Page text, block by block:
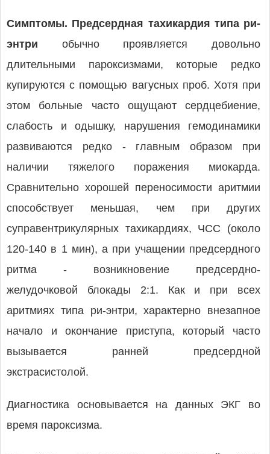
Симптомы. Предсердная тахикардия типа ри-
энтри обычно проявляется довольно
длительными пароксизмами, которые редко
купируются с помощью вагусных проб. Хотя при
этом больные часто ощущают сердцебиение,
слабость и одышку, нарушения гемодинамики
развиваются редко - главным образом при
наличии тяжелого поражения миокарда.
Сравнительно хорошей переносимости аритмии
способствует меньшая, чем при других
суправентрикулярных тахикардиях, ЧСС (около
120-140 в 1 мин), а при учащении предсердного
ритма - возникновение предсердно-
желудочковой блокады 2:1. Как и при всех
аритмиях типа ри-энтри, характерно внезапное
начало и окончание приступа, который часто
вызывается ранней предсердной
экстрасистолой.
Диагностика основывается на данных ЭКГ во
время пароксизма.